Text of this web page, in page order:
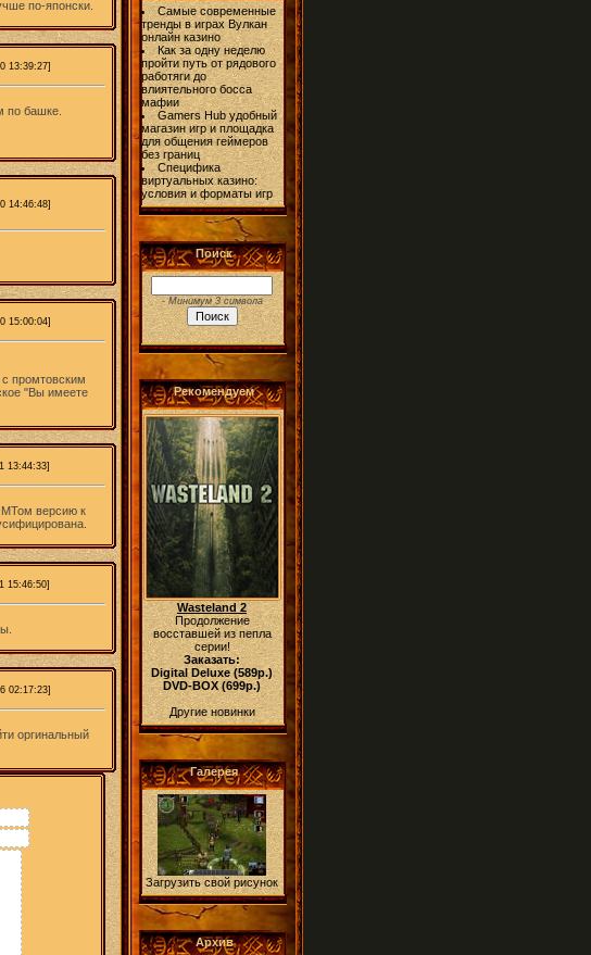
по-японски.
13:39:27]
по башке.
14:46:48]
15:00:04]
с промтовским
"Вы имеете
13:44:33]
версию к
15:46:50]
02:17:23]
оргинальный
Самые современные
тренды в играх Вулкан
онлайн казино
Как за одну неделю
пройти путь от рядового
работяги до
влиятельного босса
мафии
Gamers Hub удобный
магазин игр и площадка
для общения геймеров
без границ
Специфика
виртуальных казино:
условия и форматы игр
Поиск
- Минимум 3 символа
Рекомендуем
Wasteland 2
Продолжение
восставшей из пепла
серии!
Заказать:
Digital Deluxe (589р.)
DVD-BOX (699р.)
Другие новинки
Галерея
Загрузить свой рисунок
Архив